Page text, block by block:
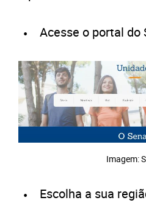
Acesse o portal do
Imagem:
Escolha a sua